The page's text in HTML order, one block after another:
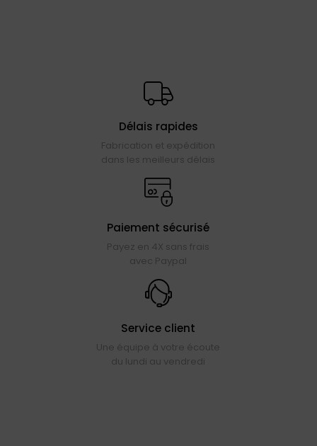
Délais rapides
Fabrication et expédition
dans les meilleurs délais
Paiement sécurisé
Payez en 4X sans frais
avec Paypal
Service client
Une équipe à votre écoute
du lundi au vendredi